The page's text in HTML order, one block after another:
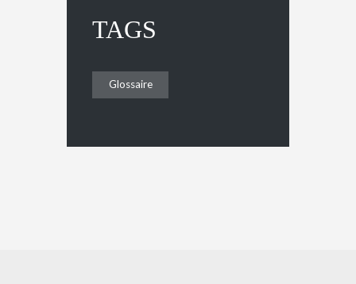
TAGS
Glossaire